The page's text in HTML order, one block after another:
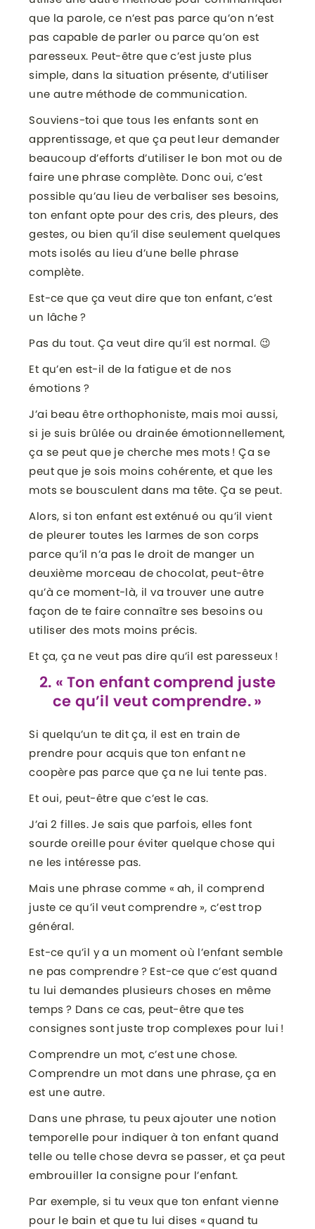
que la parole, ce n’est pas parce qu’on n’est
pas capable de parler ou parce qu’on est
paresseux. Peut-être que c’est juste plus
simple, dans la situation présente, d’utiliser
une autre méthode de communication.
Souviens-toi que tous les enfants sont en
apprentissage, et que ça peut leur demander
beaucoup d’efforts d’utiliser le bon mot ou de
faire une phrase complète. Donc oui, c’est
possible qu’au lieu de verbaliser ses besoins,
ton enfant opte pour des cris, des pleurs, des
gestes, ou bien qu’il dise seulement quelques
mots isolés au lieu d’une belle phrase
complète.
Est-ce que ça veut dire que ton enfant, c’est
un lâche ?
Pas du tout. Ça veut dire qu’il est normal. 😉
Et qu’en est-il de la fatigue et de nos
émotions ?
J’ai beau être orthophoniste, mais moi aussi,
si je suis brûlée ou drainée émotionnellement,
ça se peut que je cherche mes mots ! Ça se
peut que je sois moins cohérente, et que les
mots se bousculent dans ma tête. Ça se peut.
Alors, si ton enfant est exténué ou qu’il vient
de pleurer toutes les larmes de son corps
parce qu’il n’a pas le droit de manger un
deuxième morceau de chocolat, peut-être
qu’à ce moment-là, il va trouver une autre
façon de te faire connaître ses besoins ou
utiliser des mots moins précis.
Et ça, ça ne veut pas dire qu’il est paresseux !
2. « Ton enfant comprend juste
ce qu’il veut comprendre. »
Si quelqu’un te dit ça, il est en train de
prendre pour acquis que ton enfant ne
coopère pas parce que ça ne lui tente pas.
Et oui, peut-être que c’est le cas.
J’ai 2 filles. Je sais que parfois, elles font
sourde oreille pour éviter quelque chose qui
ne les intéresse pas.
Mais une phrase comme « ah, il comprend
juste ce qu’il veut comprendre », c’est trop
général.
Est-ce qu’il y a un moment où l’enfant semble
ne pas comprendre ? Est-ce que c’est quand
tu lui demandes plusieurs choses en même
temps ? Dans ce cas, peut-être que tes
consignes sont juste trop complexes pour lui !
Comprendre un mot, c’est une chose.
Comprendre un mot dans une phrase, ça en
est une autre.
Dans une phrase, tu peux ajouter une notion
temporelle pour indiquer à ton enfant quand
telle ou telle chose devra se passer, et ça peut
embrouiller la consigne pour l’enfant.
Par exemple, si tu veux que ton enfant vienne
pour le bain et que tu lui dises « quand tu